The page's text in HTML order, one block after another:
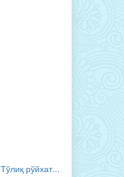
Тўлиқ рўйхат...